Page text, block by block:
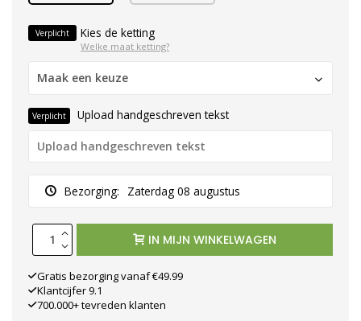
Verplicht Kies de ketting
Welke maat ketting?
Maak een keuze
Verplicht Upload handgeschreven tekst
Bezorging: Zaterdag 08 augustus
IN MIJN WINKELWAGEN
Gratis bezorging vanaf €49.99
Klantcijfer 9.1
700.000+ tevreden klanten